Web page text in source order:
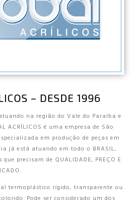
– DESDE 1996
na região do Vale do Paraíba e
ACRÍLICOS é uma empresa de São
em produção de peças em
já está atuando em todo o BRASIL,
precisam de QUALIDADE, PREÇO E
termoplástico rígido, transparente ou
Pode ser considerado um dos